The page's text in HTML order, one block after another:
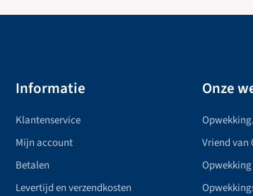
Informatie
Klantenservice
Mijn account
Betalen
Levertijd en verzendkosten
Onze
Vriend van